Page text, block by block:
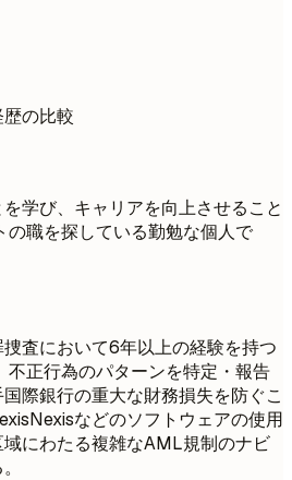
の比較
学び、キャリアを向上させること
職を探している勤勉な個人で
査において6年以上の経験を持つ
正行為のパターンを特定・報告
際銀行の重大な財務損失を防ぐこ
などのソフトウェアの使用
にわたる複雑なAML規制のナビ